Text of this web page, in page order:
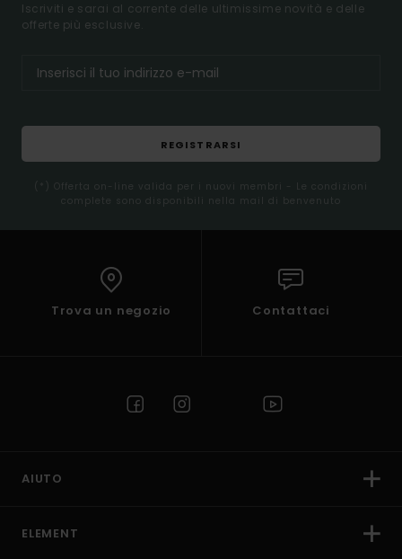
Iscriviti e sarai al corrente delle ultimissime novità e delle
offerte più esclusive.
REGISTRARSI
(*) Offerta on-line valida per i nuovi membri - Le condizioni
complete sono disponibili nella mail di benvenuto
Trova un negozio Contattaci
AIUTO
ELEMENT